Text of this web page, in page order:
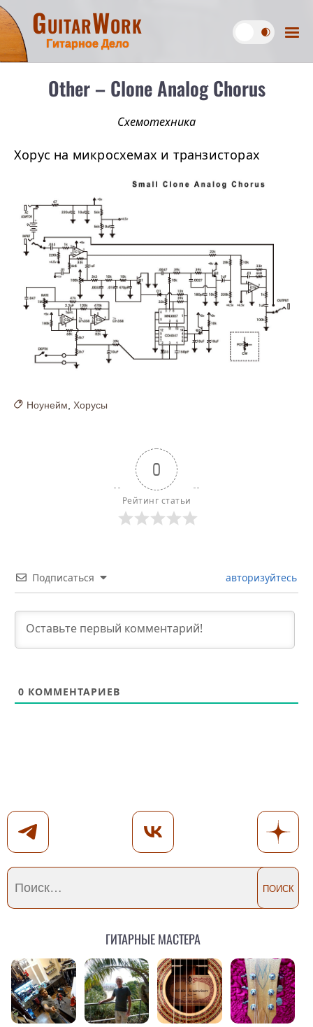
GuitarWork
Гитарное Дело
Other – Clone Analog Chorus
Схемотехника
Хорус на микросхемах и транзисторах
Ноунейм, Хорусы
0
Рейтинг статьи
Подписаться авторизуйтесь
0 КОММЕНТАРИЕВ
Гитарные мастера